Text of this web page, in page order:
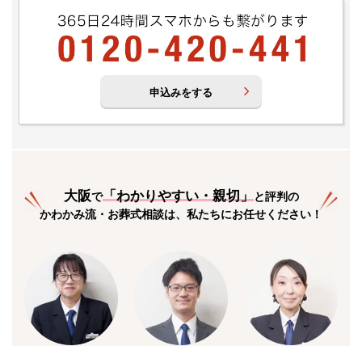
申込みをする
大阪で「わかりやすい・親切」と評判の
かわかみ流・お葬式相談は、私たちにお任せください！